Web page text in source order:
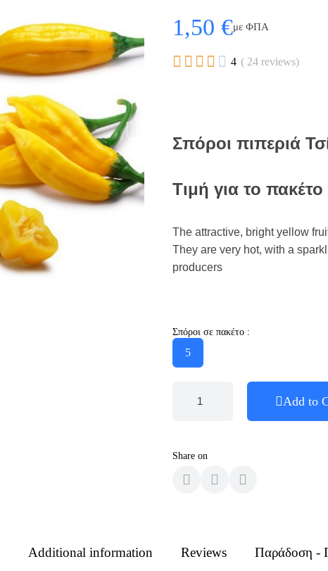
1,50 €με ΦΠΑ
     4 ( 24 reviews)
Σπόροι πιπεριά
Τιμή για το
The attractive, bright yellow
They are very hot, with a
producers
Σπόροι σε πακέτο :
5
Add to
Share on
Additional information Reviews Παράδοση -